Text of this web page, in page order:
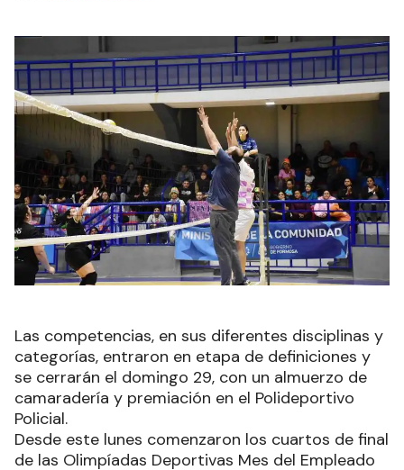
Las competencias, en sus diferentes disciplinas y
categorías, entraron en etapa de definiciones y
se cerrarán el domingo 29, con un almuerzo de
camaradería y premiación en el Polideportivo
Policial.
Desde este lunes comenzaron los cuartos de final
de las Olimpíadas Deportivas Mes del Empleado